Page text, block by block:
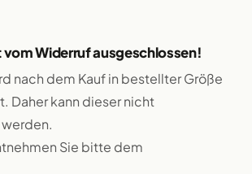
vom Widerruf ausgeschlossen!
nach dem Kauf in bestellter Größe
Daher kann dieser nicht
Sie bitte dem